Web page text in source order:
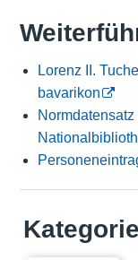
Lorenz II.
bavarikon